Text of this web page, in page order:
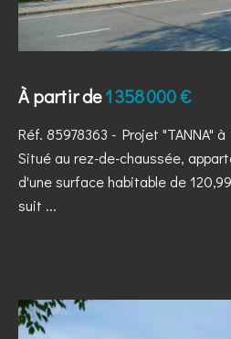
À partir de1 358 000 €
Réf. 85978363 - Projet "TANNA"
Situé au rez-de-chaussée,
d'une surface habitable de
suit ...